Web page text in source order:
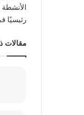
رئيسيًا
مقالات